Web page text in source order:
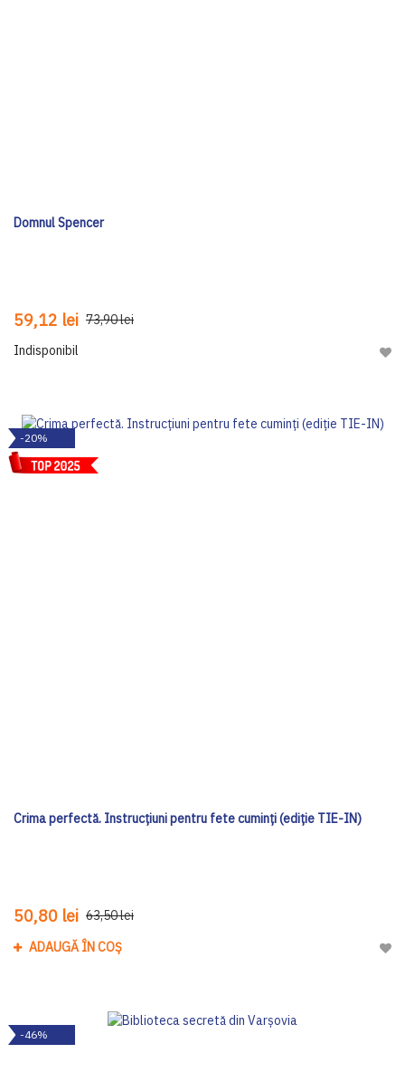
Domnul Spencer
59,12 lei 73,90 lei
Indisponibil
-20%
Crima perfectă. Instrucțiuni pentru fete cuminți (ediție TIE-IN)
50,80 lei 63,50 lei
ADAUGĂ ÎN COȘ
-46%